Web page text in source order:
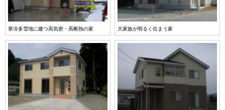
寒冷多雪地に建つ高気密・高断熱の家 大家族が明るく住まう家